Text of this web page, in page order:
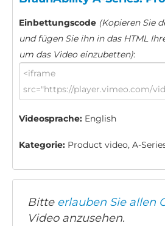
Einbettungscode (Kopieren Sie
und fügen Sie ihn in das HTML
um das Video einzubetten):
Videosprache: English
Kategorie: Product video, A-
Bitte erlauben Sie allen
Video anzusehen.